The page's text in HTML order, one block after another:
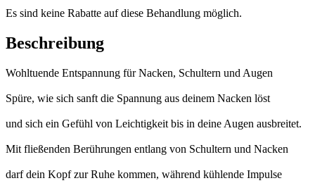
Es sind keine Rabatte auf diese Behandlung möglich.
Beschreibung
Wohltuende Entspannung für Nacken, Schultern und Augen
Spüre, wie sich sanft die Spannung aus deinem Nacken löst
und sich ein Gefühl von Leichtigkeit bis in deine Augen ausbreitet.
Mit fließenden Berührungen entlang von Schultern und Nacken
darf dein Kopf zur Ruhe kommen, während kühlende Impulse